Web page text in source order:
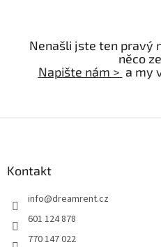
Nenašli jste ten pravý
něco
Napište nám > a my
Kontakt
info@dreamrent.cz
601 124 878
770 147 022